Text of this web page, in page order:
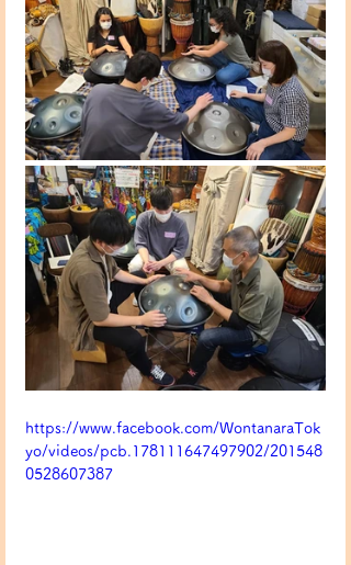
https://www.facebook.com/WontanaraTok
yo/videos/pcb.178111647497902/201548
0528607387